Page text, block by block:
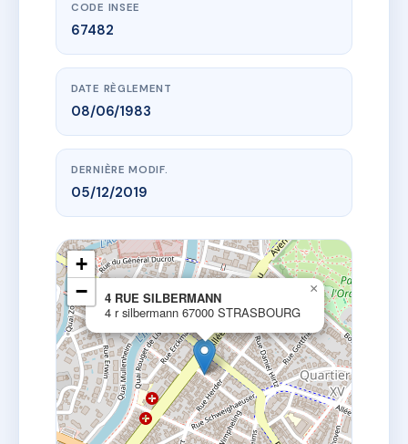
CODE INSEE
67482
DATE RÈGLEMENT
08/06/1983
DERNIÈRE MODIF.
05/12/2019
4 RUE SILBERMANN
4 r silbermann 67000 STRASBOURG
×
+
−